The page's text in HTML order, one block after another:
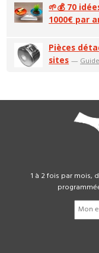
🌱💰 70
1000€ par
Pièces
sites —
1 à 2 fois par mois,